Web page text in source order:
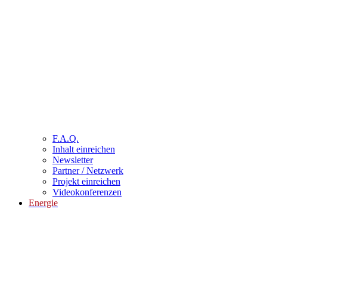
F.A.Q.
Inhalt einreichen
Newsletter
Partner / Netzwerk
Projekt einreichen
Videokonferenzen
Energie